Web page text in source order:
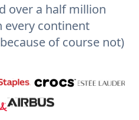
over a half million
every continent
of course not)